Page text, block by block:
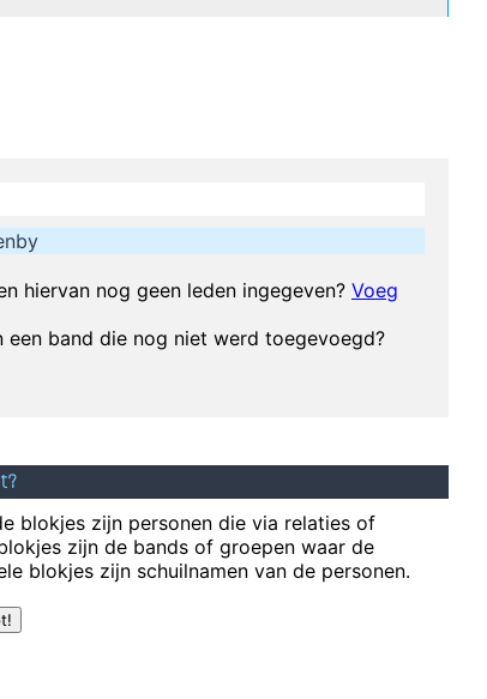
Memory And Your Self- Respect And Everything That Goes
Anarchy is the
I got
to change their worlds, they are immune to your
Music is the wine
Vrouwen moeten luisteren en doen wat ik zeg. Zij
sound, and guitar music is on the way out~Decca
Of course, I want to sell this record - there's no
singing. It's very cinematic and I get this feeling of space. I
women so much, and I celebrate the feminine in me
hiervan nog geen leden ingegeven? Voeg
band die nog niet werd toegevoegd?
blokjes zijn personen die via relaties of
zijn de bands of groepen waar de
blokjes zijn schuilnamen van de personen.